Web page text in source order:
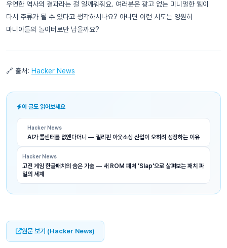
우연한 역사의 결과라는 걸 일깨워줘요. 여러분은 광고 없는 미니멀한 웹이
다시 주류가 될 수 있다고 생각하시나요? 아니면 이런 시도는 영원히
마니아들의 놀이터로만 남을까요?
🔗 출처: Hacker News
이 글도 읽어보세요
Hacker News
AI가 콜센터를 없앤다더니 — 필리핀 아웃소싱 산업이 오히려 성장하는 이유
Hacker News
고전 게임 한글패치의 숨은 기술 — 새 ROM 패처 'Slap'으로 살펴보는 패치 파
일의 세계
원문 보기 (Hacker News)